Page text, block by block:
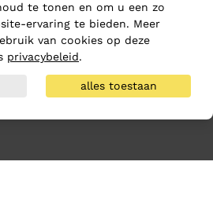
te tonen en om u een zo
ervaring te bieden. Meer
van cookies op deze
privacybeleid.
alles toestaan